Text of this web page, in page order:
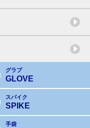
グラブ
GLOVE
スパイク
SPIKE
手袋